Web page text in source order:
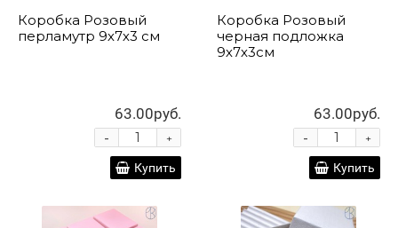
Коробка Розовый
перламутр 9х7х3 см
63.00руб.
+
-
Купить
Коробка Розовый
черная подложка
9х7х3см
63.00руб.
+
-
Купить